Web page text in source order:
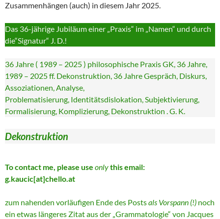
Zusammenhängen (auch) in diesem Jahr 2025.
Das 36-jährige Jubiläum einer „Praxis“ im „Namen“ und durch
die“Signatur“ J. D.!
36 Jahre ( 1989 – 2025 ) philosophische Praxis GK, 36 Jahre,
1989 – 2025 ff. Dekonstruktion, 36 Jahre Gespräch, Diskurs,
Assoziationen, Analyse,
Problematisierung, Identitätsdislokation, Subjektivierung,
Formalisierung, Komplizierung, Dekonstruktion . G. K.
Dekonstruktion
To contact me, please use onlythis email:
g.kaucic[at]chello.at
zum nahenden vorläufigen Ende des Postsals Vorspann (!) noch
ein etwas längeres Zitat aus der „Grammatologie“ von Jacques